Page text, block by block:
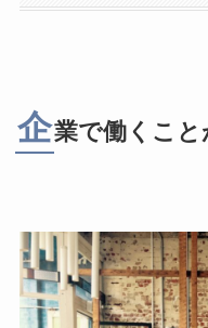
企業で働くこと